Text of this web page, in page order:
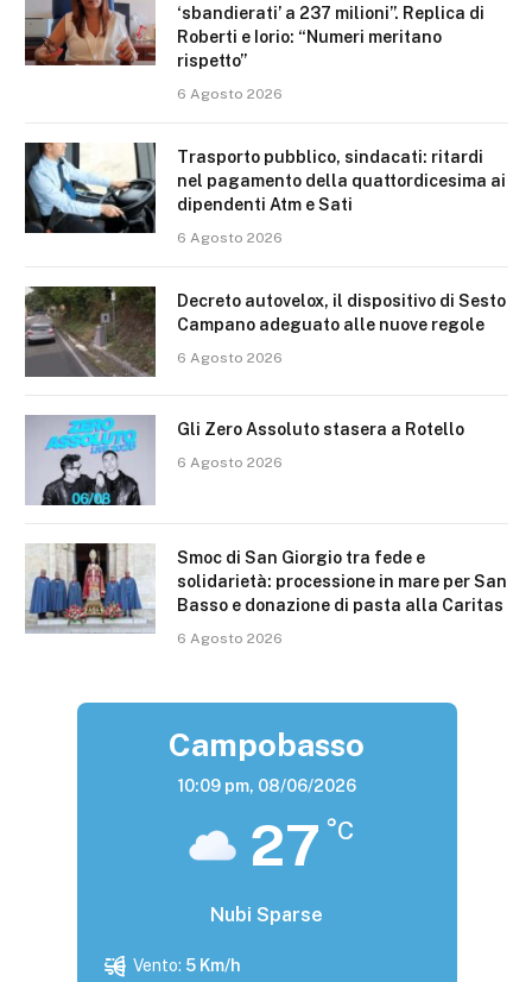
‘sbandierati’ a 237 milioni”. Replica di
Roberti e Iorio: “Numeri meritano
rispetto”
6 Agosto 2026
Trasporto pubblico, sindacati: ritardi
nel pagamento della quattordicesima ai
dipendenti Atm e Sati
6 Agosto 2026
Decreto autovelox, il dispositivo di Sesto
Campano adeguato alle nuove regole
6 Agosto 2026
Gli Zero Assoluto stasera a Rotello
6 Agosto 2026
Smoc di San Giorgio tra fede e
solidarietà: processione in mare per San
Basso e donazione di pasta alla Caritas
6 Agosto 2026
Campobasso
10:09 pm, 08/06/2026
27 °C
Nubi Sparse
Vento: 5 Km/h